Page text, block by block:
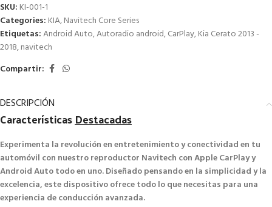
SKU: KI-001-1
Categories: KIA,Navitech Core Series
Etiquetas:Android Auto,Autoradio android,CarPlay,Kia Cerato 2013 -
2018,navitech
Compartir:
DESCRIPCIÓN
CaracterísticasDestacadas
Experimenta la revolución en entretenimiento y conectividad en tu
automóvil con nuestro reproductor Navitech con Apple CarPlay y
Android Auto todo en uno. Diseñado pensando en la simplicidad y la
excelencia, este dispositivo ofrece todo lo que necesitas para una
experiencia de conducción avanzada.